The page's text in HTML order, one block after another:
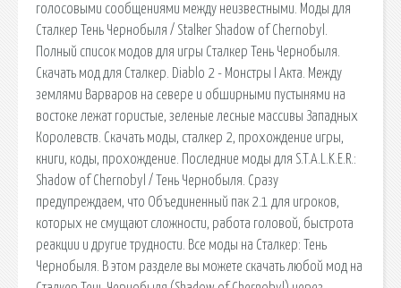
голосовыми сообщениями между неизвестными. Моды для
Сталкер Тень Чернобыля / Stalker Shadow of Chernobyl.
Полный список модов для игры Сталкер Тень Чернобыля.
Скачать мод для Сталкер. Diablo 2 - Монстры I Акта. Между
землями Варваров на севере и обширными пустынями на
востоке лежат гористые, зеленые лесные массивы Западных
Королевств. Скачать моды, сталкер 2, прохождение игры,
книги, коды, прохождение. Последние моды для S.T.A.L.K.E.R.:
Shadow of Chernobyl / Тень Чернобыля. Сразу
предупреждаем, что Объединенный пак 2.1 для игроков,
которых не смущают сложности, работа головой, быстрота
реакции и другие трудности. Все моды на Сталкер: Тень
Чернобыля. В этом разделе вы можете скачать любой мод на